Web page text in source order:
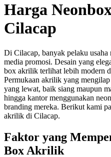
Harga
Cilacap
Di Cilacap, banyak pelaku
media promosi. Desain yang
box akrilik terlihat lebih modern
Permukaan akrilik yang
yang lewat, baik siang maupun
hingga kantor menggunakan
branding mereka. Berikut kami
akrilik di Cilacap.
Faktor yang
Box Akrilik